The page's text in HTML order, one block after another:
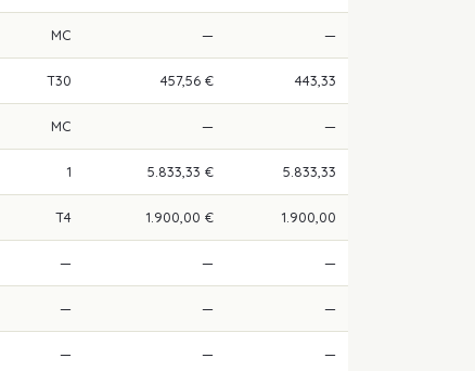
MC — —
T30 457,56 € 443,33
MC — —
1 5.833,33 € 5.833,33
T4 1.900,00 € 1.900,00
— — —
— — —
— — —